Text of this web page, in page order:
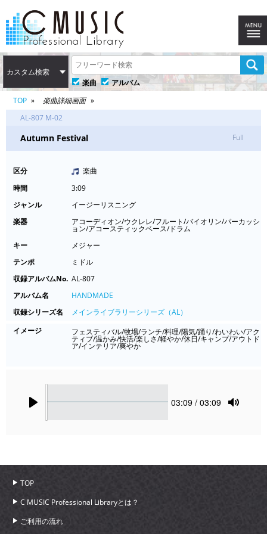
カスタム検索
楽曲
アルバム
TOP
楽曲詳細画面
AL-807 M-02
Autumn Festival Full
区分
楽曲
時間
3:09
ジャンル
イージーリスニング
楽器
アコーディオン/ウクレレ/フルート/バイオリン/パーカッシ
ョン/アコースティックベース/ドラム
キー
メジャー
テンポ
ミドル
収録アルバムNo. AL-807
アルバム名
HANDMADE
収録シリーズ名
メインライブラリーシリーズ（AL）
イメージ
フェスティバル/牧場/ランチ/料理/陽気/踊り/わいわい/アク
ティブ/温かみ/快活/楽しさ/軽やか/休日/キャンプ/アウトド
ア/インテリア/爽やか
Current
03:09 / 03:09
TOP
C MUSIC Professional Libraryとは？
ご利用の流れ